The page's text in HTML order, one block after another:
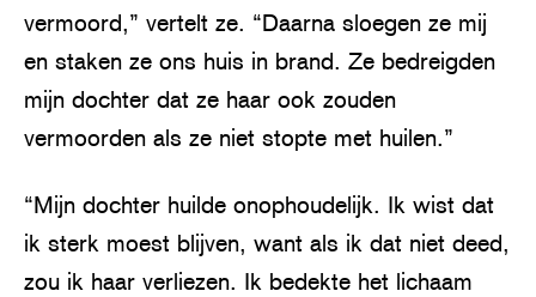
vermoord,” vertelt ze. “Daarna sloegen ze mij
en staken ze ons huis in brand. Ze bedreigden
mijn dochter dat ze haar ook zouden
vermoorden als ze niet stopte met huilen.”
“Mijn dochter huilde onophoudelijk. Ik wist dat
ik sterk moest blijven, want als ik dat niet deed,
zou ik haar verliezen. Ik bedekte het lichaam